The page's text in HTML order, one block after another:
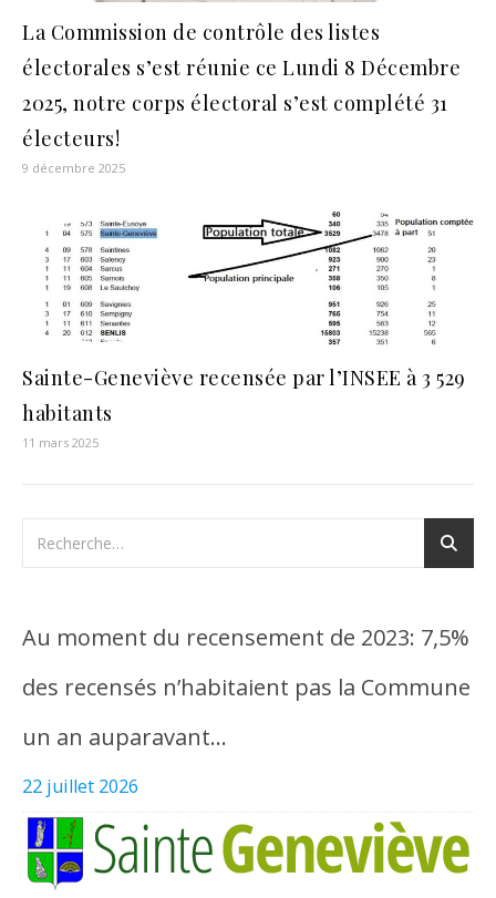
La Commission de contrôle des listes
électorales s’est réunie ce Lundi 8 Décembre
2025, notre corps électoral s’est complété 31
électeurs!
9 décembre 2025
Sainte-Geneviève recensée par l’INSEE à 3 529
habitants
11 mars 2025
Au moment du recensement de 2023: 7,5%
des recensés n’habitaient pas la Commune
un an auparavant…
22 juillet 2026